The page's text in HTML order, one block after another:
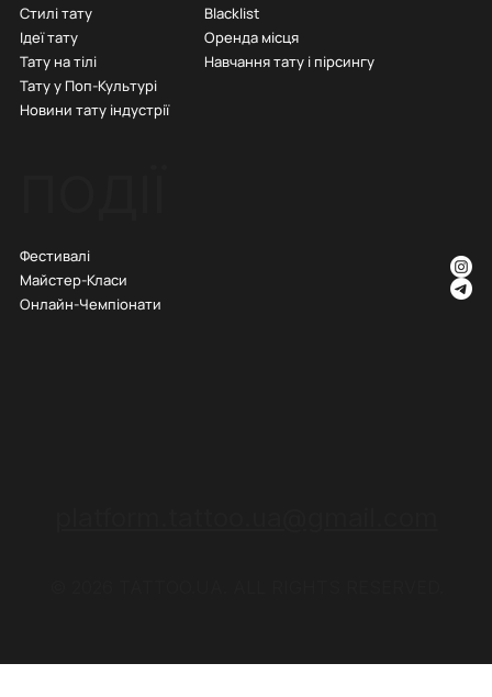
Стилі тату
Ідеї тату
Тату на тілі
Тату у Поп-Культурі
Новини тату індустрії
Blacklist
Оренда місця
Навчання тату і пірсингу
Фестивалі
Майстер-Класи
Онлайн-Чемпіонати